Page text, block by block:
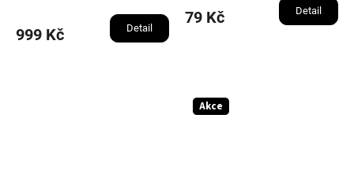
999 Kč Detail
79 Kč Detail
Akce